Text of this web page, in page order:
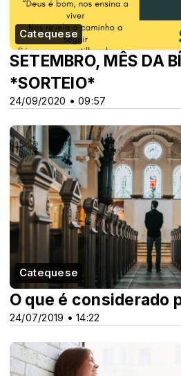
Catequese
24/09/2020 • 09:57
SETEMBRO, MÊS DA
*SORTEIO*
Catequese
24/07/2019 • 14:22
O que é considerado